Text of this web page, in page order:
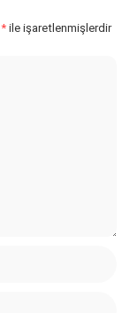
* ile işaretlenmişlerdir